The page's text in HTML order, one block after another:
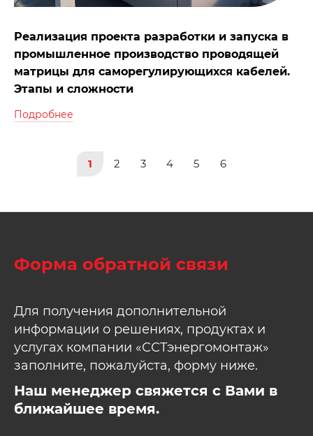
Реализация проекта разработки и запуска в
промышленное производство проводящей
матрицы для саморегулирующихся кабелей.
Этапы и сложности
Подробнее
1 2 3 4 5 6
Форма обратной связи
Для получения дополнительной
информации о решениях, продуктах и
услугах компании «ССТэнергомонтаж»
заполните, пожалуйста, форму ниже.
Наш менеджер свяжется с Вами в
ближайшее время.